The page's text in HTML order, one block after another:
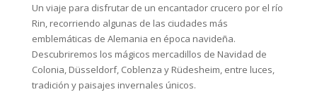
Un viaje para disfrutar de un encantador crucero por el río
Rin, recorriendo algunas de las ciudades más
emblemáticas de Alemania en época navideña.
Descubriremos los mágicos mercadillos de Navidad de
Colonia, Düsseldorf, Coblenza y Rüdesheim, entre luces,
tradición y paisajes invernales únicos.